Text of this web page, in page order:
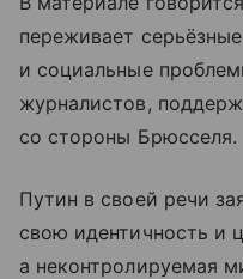
переживает
и социальные
журналистов,
со стороны Брюсселя.
Путин в своей речи
свою идентичность и
а неконтролируемая